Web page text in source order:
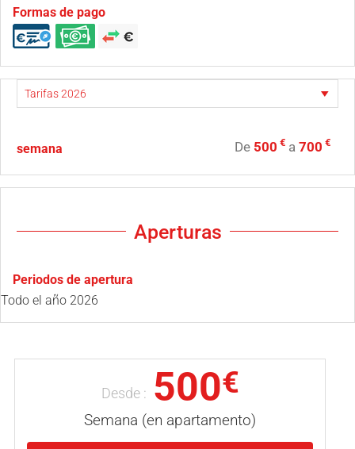
Formas de pago
semana De 500 € a 700 €
Aperturas
Periodos de apertura
Todo el año 2026
Desde : 500€
Semana (en apartamento)